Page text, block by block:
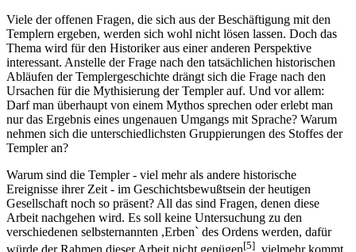
Viele der offenen Fragen, die sich aus der Beschäftigung mit den
Templern ergeben, werden sich wohl nicht lösen lassen. Doch das
Thema wird für den Historiker aus einer anderen Perspektive
interessant. Anstelle der Frage nach den tatsächlichen historischen
Abläufen der Templergeschichte drängt sich die Frage nach den
Ursachen für die Mythisierung der Templer auf. Und vor allem:
Darf man überhaupt von einem Mythos sprechen oder erlebt man
nur das Ergebnis eines ungenauen Umgangs mit Sprache? Warum
nehmen sich die unterschiedlichsten Gruppierungen des Stoffes der
Templer an?
Warum sind die Templer - viel mehr als andere historische
Ereignisse ihrer Zeit - im Geschichtsbewußtsein der heutigen
Gesellschaft noch so präsent? All das sind Fragen, denen diese
Arbeit nachgehen wird. Es soll keine Untersuchung zu den
verschiedenen selbsternannten ,Erben` des Ordens werden, dafür
[5]